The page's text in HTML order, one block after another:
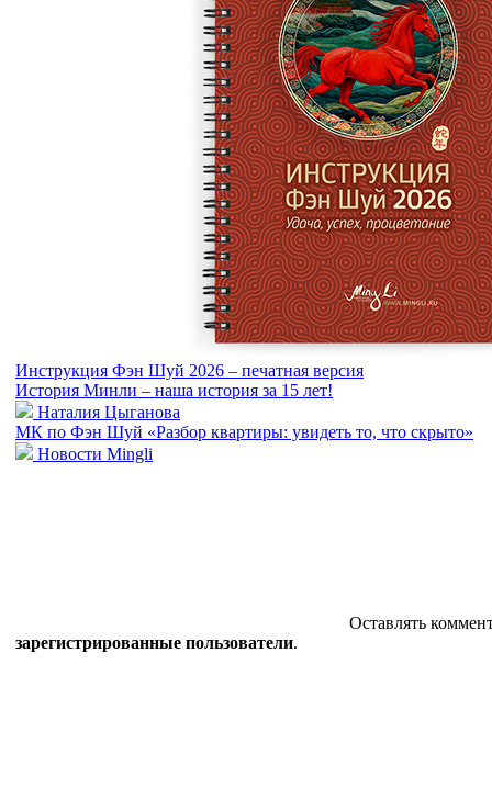
Инструкция Фэн Шуй 2026 – печатная версия
История Минли – наша история за 15 лет!
Наталия Цыганова
МК по Фэн Шуй «Разбор квартиры: увидеть то, что скрыто»
Новости Mingli
Оставлять
зарегистрированные пользователи.